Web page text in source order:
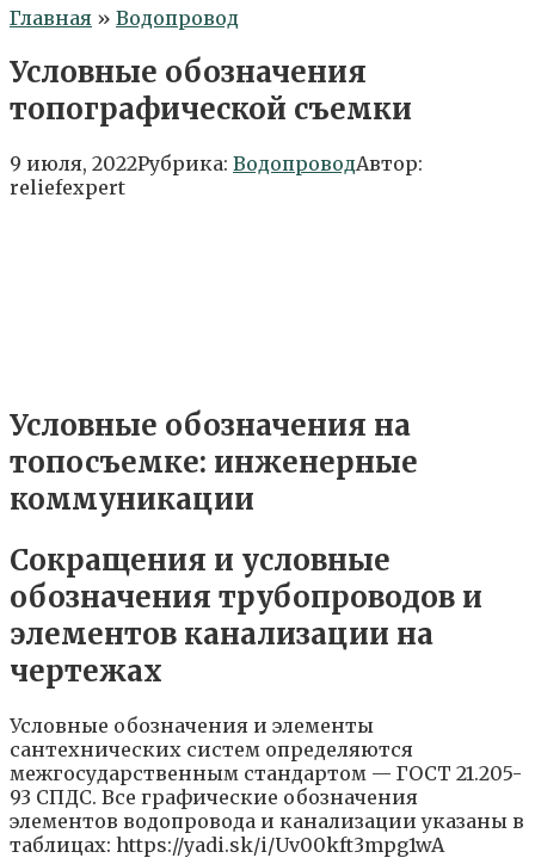
Главная » Водопровод
Условные обозначения
топографической съемки
9 июля, 2022Рубрика: ВодопроводАвтор:
reliefexpert
Условные обозначения на
топосъемке: инженерные
коммуникации
Сокращения и условные
обозначения трубопроводов и
элементов канализации на
чертежах
Условные обозначения и элементы
сантехнических систем определяются
межгосударственным стандартом — ГОСТ 21.205-
93 СПДС. Все графические обозначения
элементов водопровода и канализации указаны в
таблицах: https://yadi.sk/i/Uv00kft3mpg1wA